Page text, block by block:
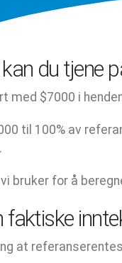
du tjene
med $7000 i
til 100% av
bruker for å
faktiske
at